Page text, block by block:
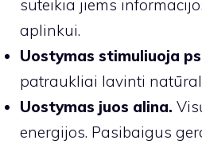
suteikia jiems
aplinkui.
Uostymas stimuliuoja
patraukliai lavinti
Uostymas juos alina.
energijos. Pasibaigus